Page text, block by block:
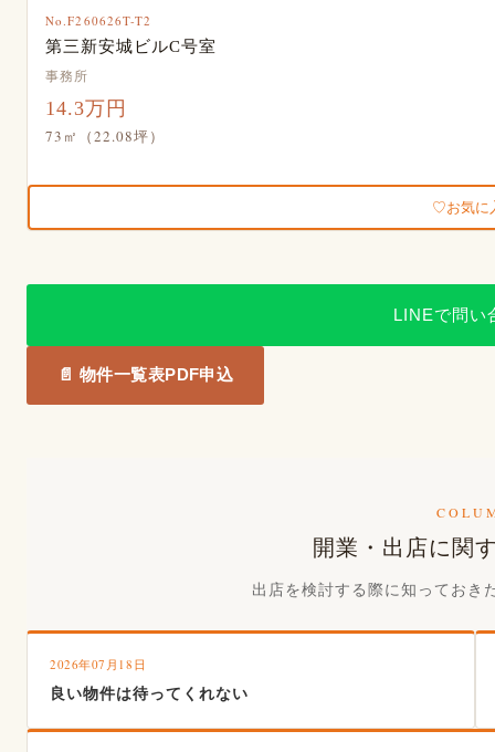
No.F260626T-T2
第三新安城ビルC号室
事務所
14.3万円
73㎡（22.08坪）
お気に
LINEで問い
📄 物件一覧表PDF申込
開業・出店に関
出店を検討する際に知っておき
2026年07月18日
良い物件は待ってくれない